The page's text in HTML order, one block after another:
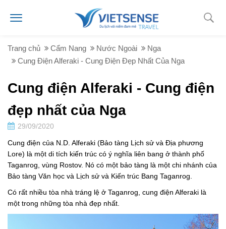
Trang chủ Cẩm Nang Nước Ngoài
Nga
Cung Điện Alferaki - Cung Điện Đẹp Nhất Của Nga
Cung điện Alferaki - Cung điện
đẹp nhất của Nga
29/09/2020
Cung điện của N.D. Alferaki (Bảo tàng Lịch sử và Địa phương
Lore) là một di tích kiến ​​trúc có ý nghĩa liên bang ở thành phố
Taganrog, vùng Rostov. Nó có một bảo tàng là một chi nhánh của
Bảo tàng Văn học và Lịch sử và Kiến trúc Bang Taganrog.
Có rất nhiều tòa nhà tráng lệ ở Taganrog, cung điện Alferaki là
một trong những tòa nhà đẹp nhất.